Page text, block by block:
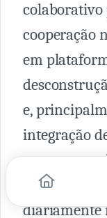
colaborativo
cooperação
em
e,
integração
tem como
textos,
diariamente